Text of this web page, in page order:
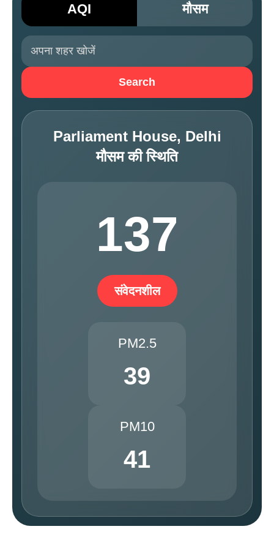
AQI मौसम
Search
Parliament House, Delhi
मौसम की स्थिति
137
संवेदनशील
PM2.5
39
PM10
41